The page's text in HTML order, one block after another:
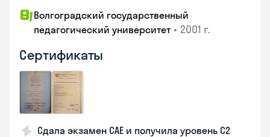
Волгоградский государственный
педагогический университет • 2001 г.
Сертификаты
Сдала экзамен CAE и получила уровень С2